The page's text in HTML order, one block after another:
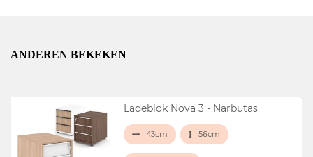
ANDEREN BEKEKEN
Ladeblok Nova 3 - Narbutas
43cm 56cm